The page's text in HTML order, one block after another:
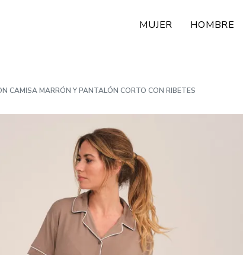
MUJER HOMBRE
CAMISA MARRÓN Y PANTALÓN CORTO CON RIBETES